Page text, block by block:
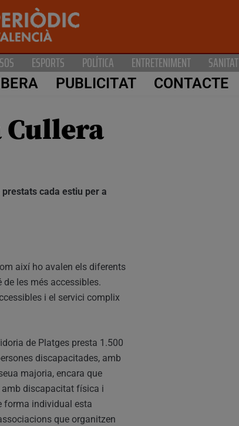
ESPORTS POLÍTICA ENTRETENIMENT SANITAT
PUBLICITAT CONTACTE
Cullera
cada estiu per a
així ho avalen els diferents
les més accessibles.
i el servici complix
de Platges presta 1.500
discapacitades, amb
majoria, encara que
discapacitat física i
forma individual esta
que organitzen